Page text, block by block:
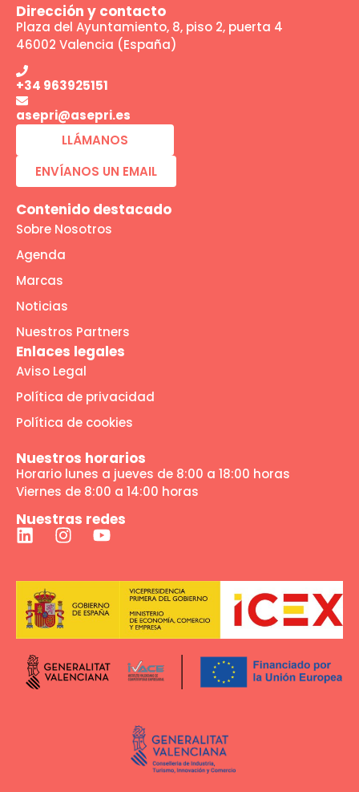
Dirección y contacto
Plaza del Ayuntamiento, 8, piso 2, puerta 4
46002 Valencia (España)
+34 963925151
asepri@asepri.es
LLÁMANOS
ENVÍANOS UN EMAIL
Contenido destacado
Sobre Nosotros
Agenda
Marcas
Noticias
Nuestros Partners
Enlaces legales
Aviso Legal
Política de privacidad
Política de cookies
Nuestros horarios
Horario lunes a jueves de 8:00 a 18:00 horas
Viernes de 8:00 a 14:00 horas
Nuestras redes